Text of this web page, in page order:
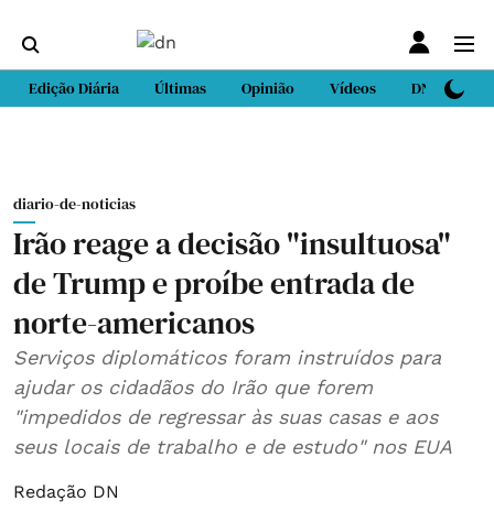
Edição Diária Últimas Opinião Vídeos DN Sport
diario-de-noticias
Irão reage a decisão "insultuosa"
de Trump e proíbe entrada de
norte-americanos
Serviços diplomáticos foram instruídos para
ajudar os cidadãos do Irão que forem
"impedidos de regressar às suas casas e aos
seus locais de trabalho e de estudo" nos EUA
Redação DN